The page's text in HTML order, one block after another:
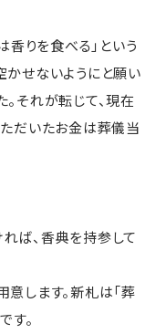
香りを食べる」という
せないようにと願い
それが転じて、現在
だいたお金は葬儀当
ば、香典を持参して
します。新札は「葬
す。